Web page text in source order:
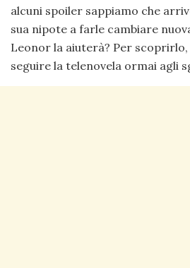
alcuni spoiler sappiamo che
sua nipote a farle cambiare
Leonor la aiuterà? Per
seguire la telenovela ormai agli